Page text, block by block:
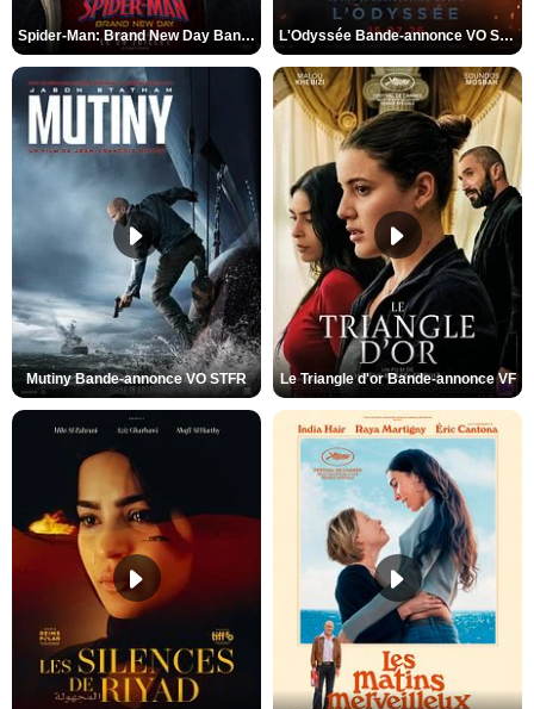
Spider-Man: Brand New Day Bande-annonce VO STFR L'Odyssée Bande-annonce VO STFR
Mutiny Bande-annonce VO STFR Le Triangle d'or Bande-annonce VF